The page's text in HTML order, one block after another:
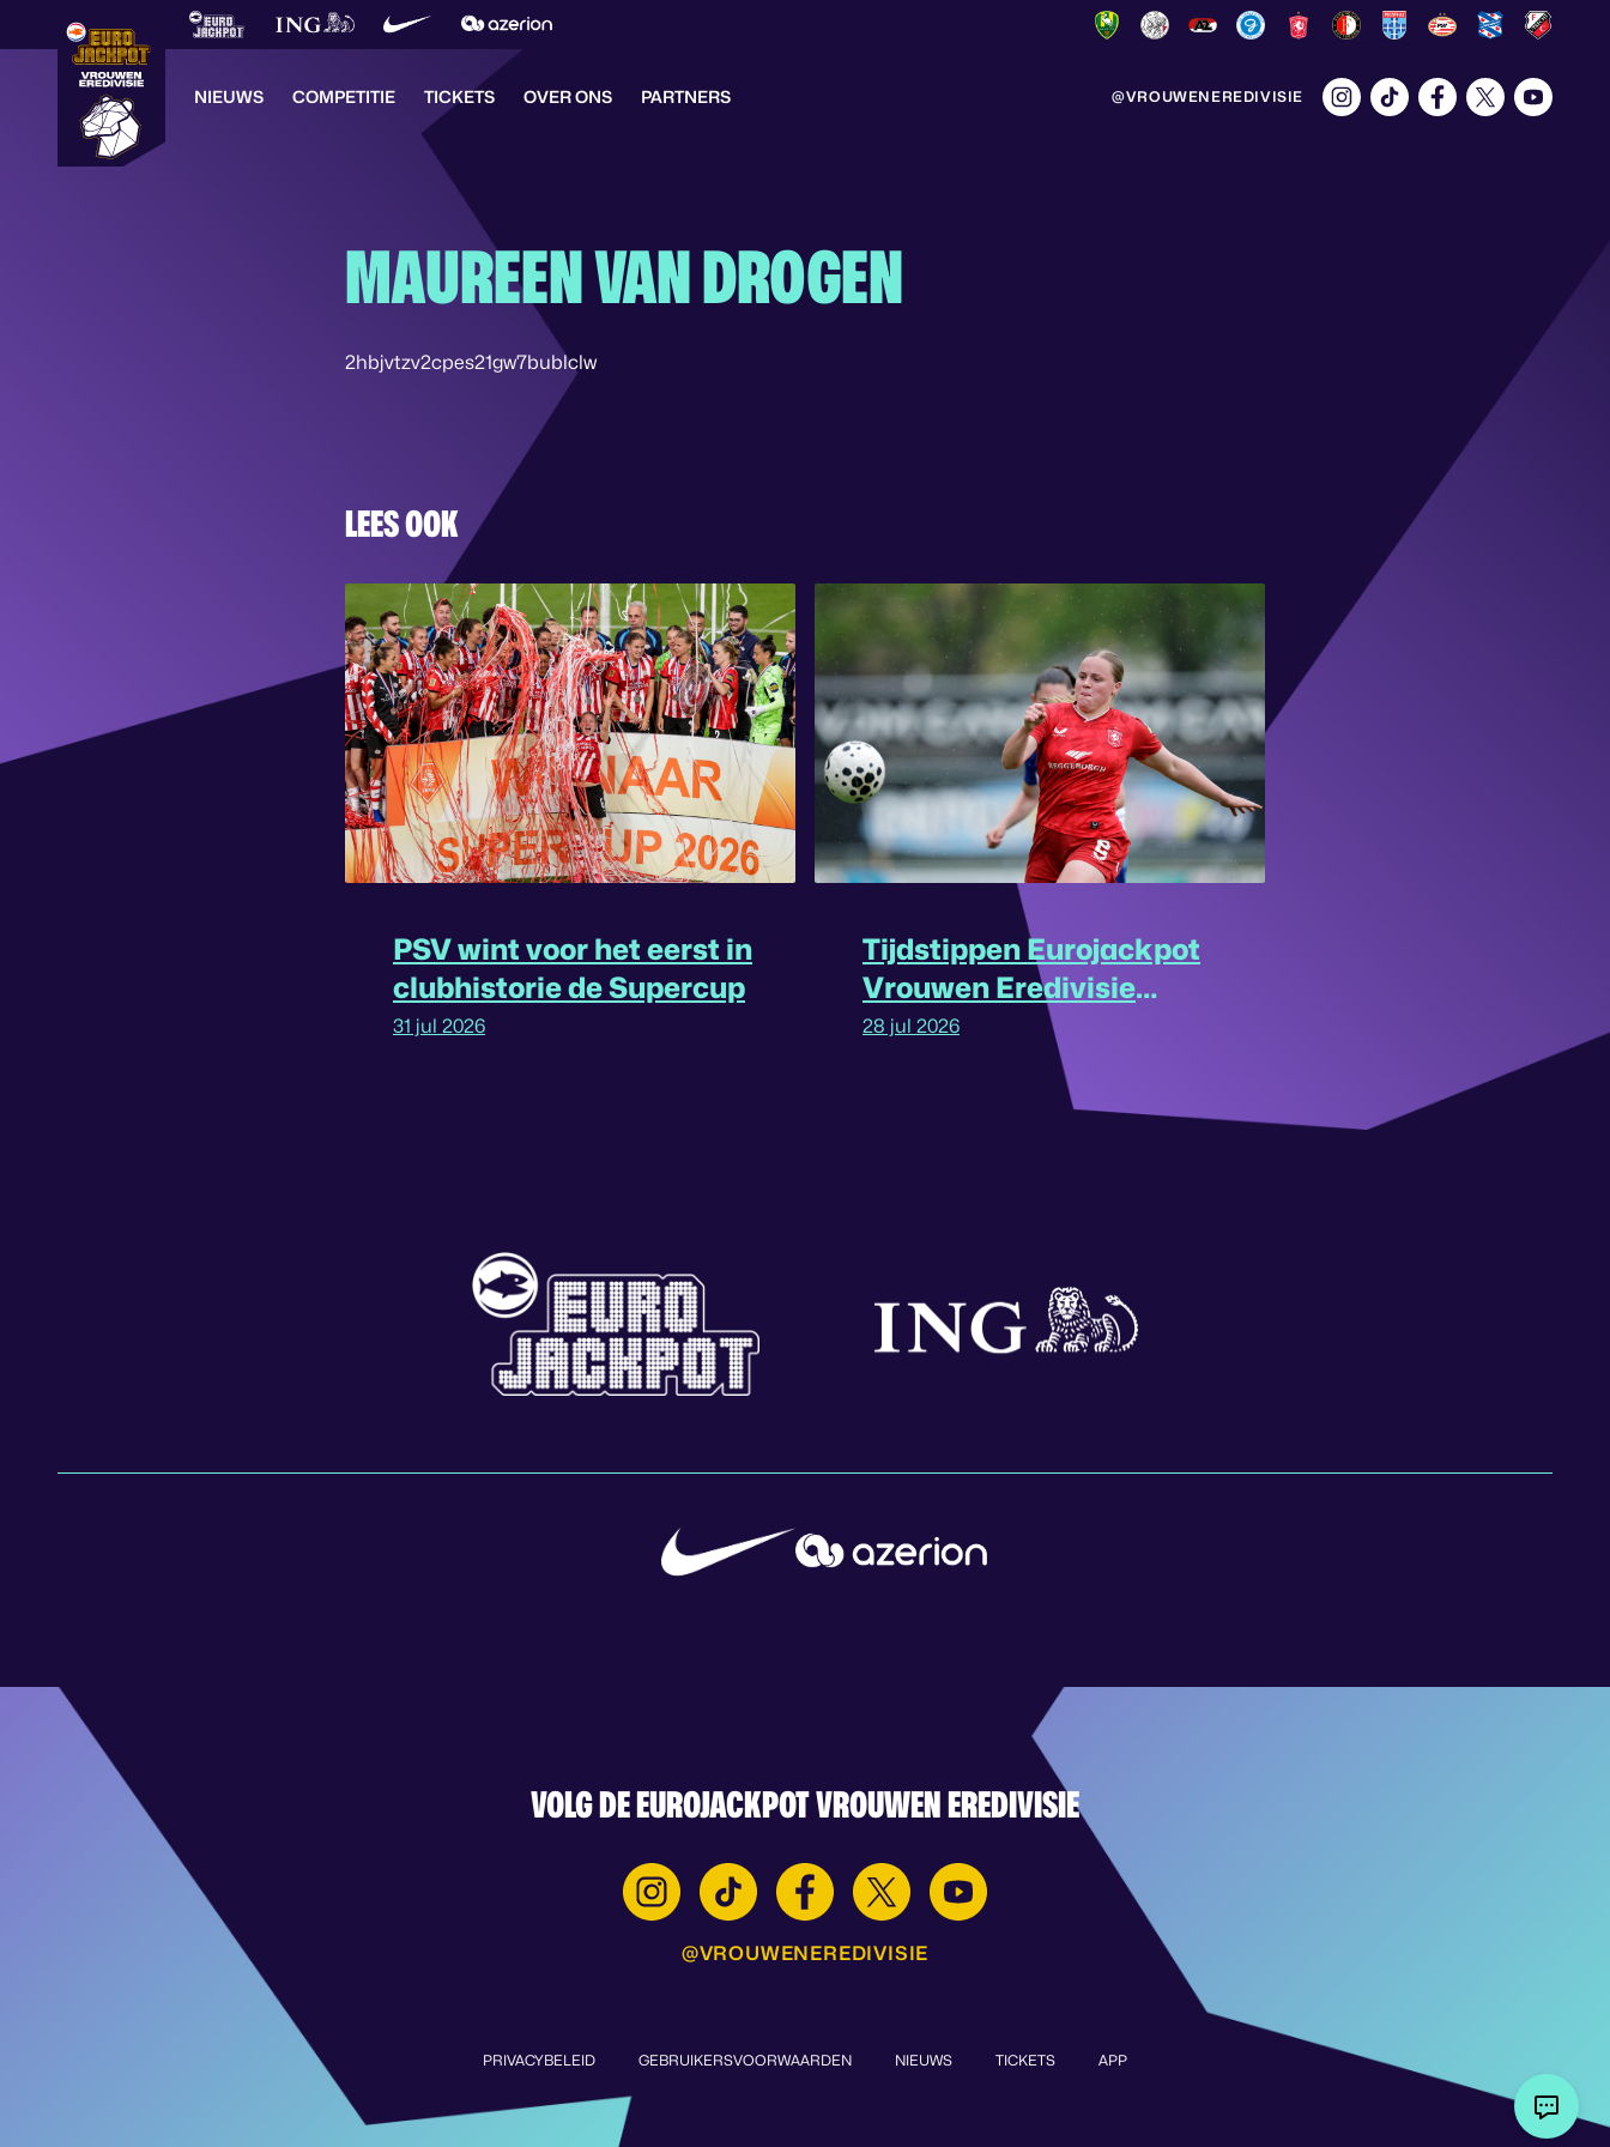
NIEUWS COMPETITIE TICKETS OVER ONS PARTNERS @VROUWENEREDIVISIE
MAUREEN VAN DROGEN
2hbjvtzv2cpes21gw7bublclw
LEES OOK
PSV wint voor het eerst in
clubhistorie de Supercup
31 jul 2026
Tijdstippen Eurojackpot
Vrouwen Eredivisie
omgedraaid
28 jul 2026
VOLG DE EUROJACKPOT VROUWEN EREDIVISIE
@VROUWENEREDIVISIE
PRIVACYBELEID GEBRUIKERSVOORWAARDEN NIEUWS TICKETS APP